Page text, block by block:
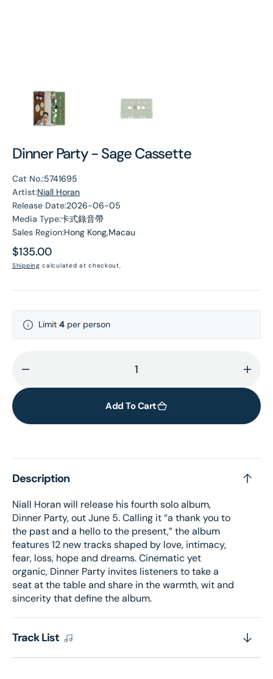
Dinner Party - Sage Cassette
Cat No.:5741695
Artist:Niall Horan
Release Date:2026-06-05
Media Type:卡式錄音帶
Sales Region:Hong Kong,Macau
Regular
price
$135.00
Shipping calculated at checkout.
Limit 4 per person
quantity
Dinner
Sage
Cassette
for
Sage
Add To Cart
Description
Niall Horan will release his fourth solo album,
Dinner Party, out June 5. Calling it “a thank you to
the past and a hello to the present,” the album
features 12 new tracks shaped by love, intimacy,
fear, loss, hope and dreams. Cinematic yet
organic, Dinner Party invites listeners to take a
seat at the table and share in the warmth, wit and
sincerity that define the album.
Track List